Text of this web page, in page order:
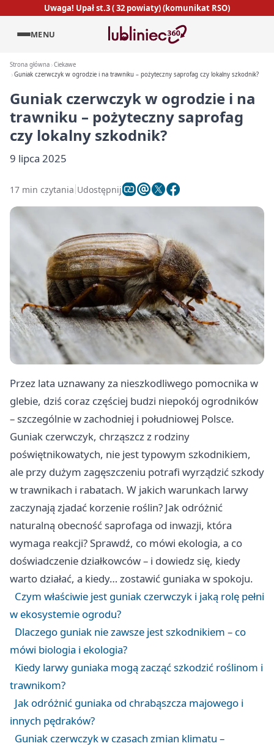
Uwaga! Upał st.3 ( 32 powiaty) (komunikat RSO)
MENU
Strona główna Ciekawe
Guniak czerwczyk w ogrodzie i na trawniku – pożyteczny saprofag czy lokalny szkodnik?
Guniak czerwczyk w ogrodzie i na
trawniku – pożyteczny saprofag
czy lokalny szkodnik?
9 lipca 2025
17 min czytania Udostępnij
Przez lata uznawany za nieszkodliwego pomocnika w
glebie, dziś coraz częściej budzi niepokój ogrodników
– szczególnie w zachodniej i południowej Polsce.
Guniak czerwczyk, chrząszcz z rodziny
poświętnikowatych, nie jest typowym szkodnikiem,
ale przy dużym zagęszczeniu potrafi wyrządzić szkody
w trawnikach i rabatach. W jakich warunkach larwy
zaczynają zjadać korzenie roślin? Jak odróżnić
naturalną obecność saprofaga od inwazji, która
wymaga reakcji? Sprawdź, co mówi ekologia, a co
doświadczenie działkowców – i dowiedz się, kiedy
warto działać, a kiedy… zostawić guniaka w spokoju.
Czym właściwie jest guniak czerwczyk i jaką rolę pełni
w ekosystemie ogrodu?
Dlaczego guniak nie zawsze jest szkodnikiem – co
mówi biologia i ekologia?
Kiedy larwy guniaka mogą zacząć szkodzić roślinom i
trawnikom?
Jak odróżnić guniaka od chrabąszcza majowego i
innych pędraków?
Guniak czerwczyk w czasach zmian klimatu –